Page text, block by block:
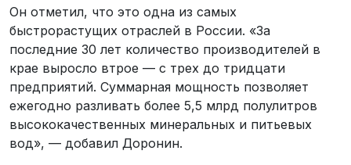
Он отметил, что это одна из самых
быстрорастущих отраслей в России. «За
последние 30 лет количество производителей в
крае выросло втрое — с трех до тридцати
предприятий. Суммарная мощность позволяет
ежегодно разливать более 5,5 млрд полулитров
высококачественных минеральных и питьевых
вод», — добавил Доронин.